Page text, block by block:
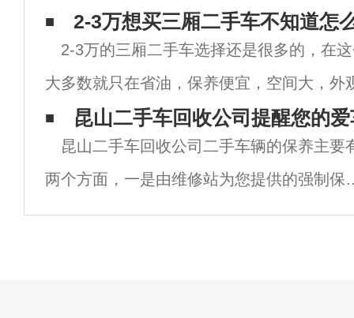
所以二手车自然也就不会太贵，几千块钱肯
是可以买的，但也不是所有的面包车都值得
买，需要满足几个条二手面包车才值得买，
面小
2-3万想买三厢二手车不知道怎
2-3万的三厢二手车选择还是很多的，在
大多数就只在省油，保养便宜，空间大，外
龄可能有点久，不过买回家作为过渡或练手
问题，下面小编就来给大家说说2-3万买什
昆山二手车回收公司提醒您的
昆山二手车回收公司二手车辆的保养主要
两个方面，一是由维修站为您提供的强制保
养。另一方面就是二手车主自己作的一些日